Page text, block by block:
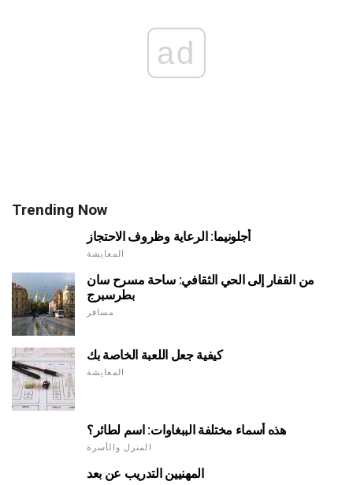
ad
Trending Now
أجلونيما: الرعاية وظروف الاحتجاز
المعايشة
من القفار إلى الحي الثقافي: ساحة مسرح سان
بطرسبرج
مسافر
كيفية جعل اللعبة الخاصة بك
المعايشة
هذه أسماء مختلفة الببغاوات: اسم لطائر؟
المنزل والأسرة
المهنيين التدريب عن بعد